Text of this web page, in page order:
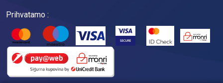
Prihvatamo :